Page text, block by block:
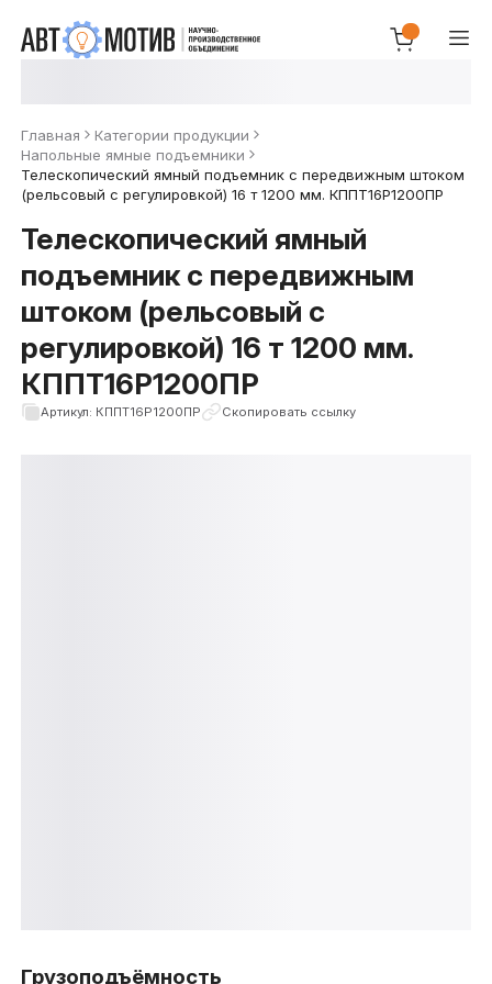
Главная
Категории продукции
Напольные ямные подъемники
Телескопический ямный подъемник с передвижным штоком
(рельсовый с регулировкой) 16 т 1200 мм. КППТ16Р1200ПР
Телескопический ямный
подъемник с передвижным
штоком (рельсовый с
регулировкой) 16 т 1200 мм.
КППТ16Р1200ПР
Артикул: КППТ16Р1200ПР Скопировать ссылку
Грузоподъёмность